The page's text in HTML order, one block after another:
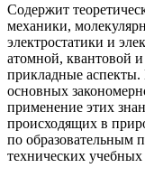
Содержит
механики,
электростатики и
атомной, квантовой
прикладные
основных
применение этих
происходящих в
по образовательным
технических